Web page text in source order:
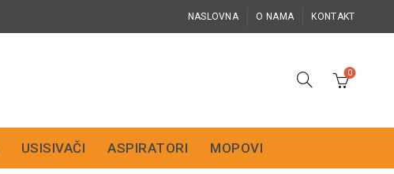
NASLOVNA O NAMA KONTAKT
0
USISIVAČI ASPIRATORI MOPOVI